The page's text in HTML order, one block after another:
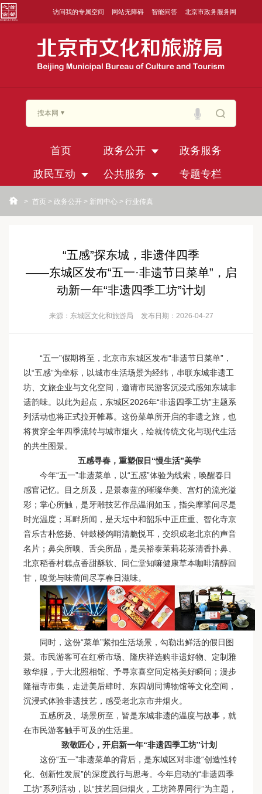
访问我的专属空间 网站无障碍 智能问答 北京市政务服务网
搜本网
首页 政务公开
政务服务
政民互动
公共服务 专题专栏
> 首页 > 政务公开 > 新闻中心 > 行业传真
“五感”探东城，非遗伴四季
——东城区发布“五一·非遗节日菜单”，启
动新一年“非遗四季工坊”计划
来源：东城区文化和旅游局 发布日期：2026-04-27
“五一”假期将至，北京市东城区发布“非遗节日菜单”，
以“五感”为坐标，以城市生活场景为经纬，串联东城非遗工
坊、文旅企业与文化空间，邀请市民游客沉浸式感知东城非
遗韵味。以此为起点，东城区2026年“非遗四季工坊”主题系
列活动也将正式拉开帷幕。这份菜单所开启的非遗之旅，也
将贯穿全年四季流转与城市烟火，绘就传统文化与现代生活
的共生图景。
五感寻春，重塑假日“慢生活”美学
今年“五一”非遗菜单，以“五感”体验为线索，唤醒春日
感官记忆。目之所及，是景泰蓝的璀璨华美、宫灯的流光溢
彩；掌心所触，是牙雕技艺作品温润如玉，指尖摩挲间尽是
时光温度；耳畔所闻，是天坛中和韶乐中正庄重、智化寺京
音乐古朴悠扬、钟鼓楼鸽哨清脆悦耳，交织成老北京的声音
名片；鼻尖所嗅、舌尖所品，是吴裕泰茉莉花茶清香扑鼻、
北京稻香村糕点香甜酥软、同仁堂知嘛健康草本咖啡清醇回
甘，嗅觉与味蕾间尽享春日滋味。
同时，这份“菜单”紧扣生活场景，勾勒出鲜活的假日图
景。市民游客可在红桥市场、隆庆祥选购非遗好物、定制雅
致华服，于大北照相馆、予寻京喜空间定格美好瞬间；漫步
隆福寺市集，走进美后肆时、东四胡同博物馆等文化空间，
沉浸式体验非遗技艺，感受老北京市井烟火。
五感所及、场景所至，皆是东城非遗的温度与故事，就
在市民游客触手可及的生活里。
致敬匠心，开启新一年“非遗四季工坊”计划
这份“五一”非遗菜单的背后，是东城区对非遗“创造性转
化、创新性发展”的深度践行与思考。今年启动的“非遗四季
工坊”系列活动，以“技艺回归烟火，工坊跨界同行”为主题，